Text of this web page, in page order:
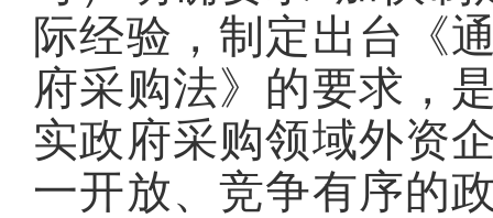
际经验，制定出台《
府采购法》的要求，
实政府采购领域外资
一开放、竞争有序的